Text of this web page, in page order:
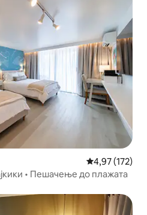
на гостите“
Просечна
4,97 (172)
• Пешачење до плажата